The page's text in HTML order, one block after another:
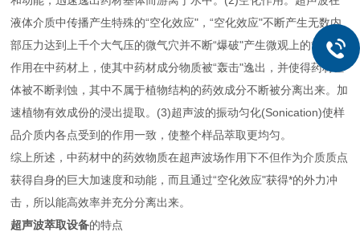
液体介质中传播产生特殊的“空化效应"，“空化效应"不断产生无数内
部压力达到上千个大气压的微气穴并不断“爆破"产生微观上的*冲击波
作用在中药材上，使其中药材成分物质被“轰击"逸出，并使得药材基
体被不断剥蚀，其中不属于植物结构的药效成分不断被分离出来。加
速植物有效成份的浸出提取。(3)超声波的振动匀化(Sonication)使样
品介质内各点受到的作用一致，使整个样品萃取更均匀。
综上所述，中药材中的药效物质在超声波场作用下不但作为介质质点
获得自身的巨大加速度和动能，而且通过“空化效应"获得*的外力冲
击，所以能高效率并充分分离出来。
超声波萃取设备的特点